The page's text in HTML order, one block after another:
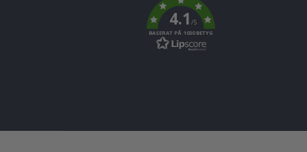
k
4.1/5
BASERAT PÅ 1030 BETYG